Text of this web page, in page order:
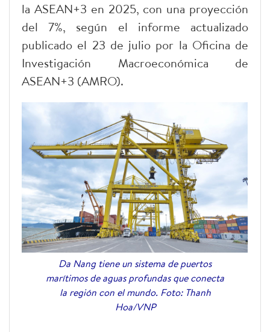
la ASEAN+3 en 2025, con una proyección
del 7%, según el informe actualizado
publicado el 23 de julio por la Oficina de
Investigación Macroeconómica de
ASEAN+3 (AMRO).
Da Nang tiene un sistema de puertos
marítimos de aguas profundas que conecta
la región con el mundo. Foto: Thanh
Hoa/VNP